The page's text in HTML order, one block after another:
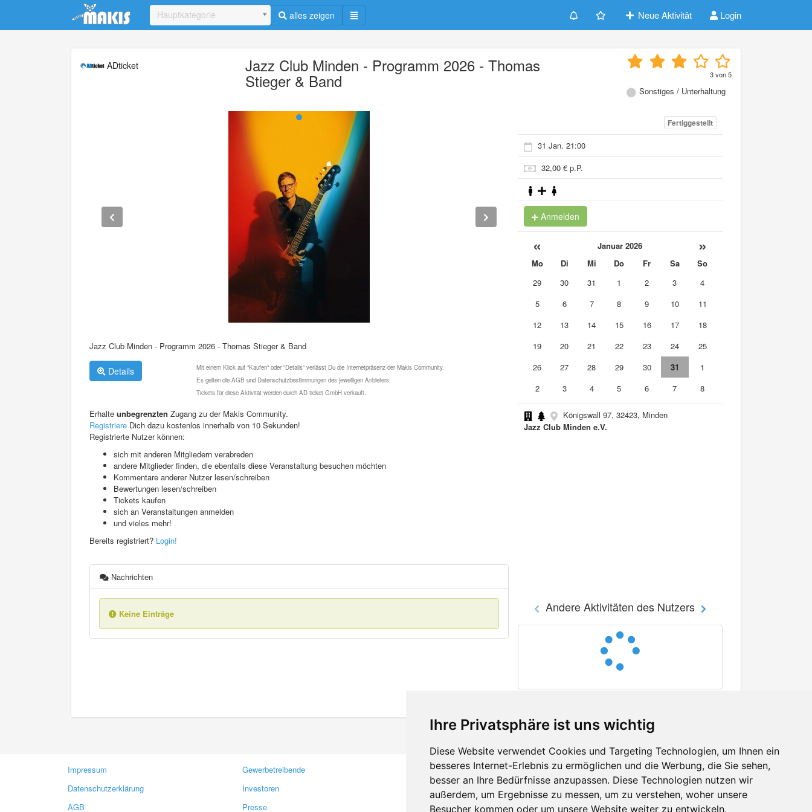
Ihre Privatsphäre ist uns wichtig
Diese Website verwendet Cookies und Targeting Technologien, um Ihnen ein
besseres Internet-Erlebnis zu ermöglichen und die Werbung, die Sie sehen,
besser an Ihre Bedürfnisse anzupassen. Diese Technologien nutzen wir
außerdem, um Ergebnisse zu messen, um zu verstehen, woher unsere
Besucher kommen oder um unsere Website weiter zu entwickeln.
Update cookies preferences
Hauptkategorie alles zeigen Neue Aktivität Login
ADticket Jazz Club Minden - Programm 2026 - Thomas
Stieger & Band 3von5
Sonstiges / Unterhaltung
Jazz Club Minden - Programm 2026 - Thomas Stieger & Band
Details
Mit einem Klick auf "Kaufen" oder "Details" verlässt Du die Internetpräsenz der Makis Community.
Es gelten die AGB und Datenschutzbestimmungen des jeweiligen Anbieters.
Tickets für diese Aktivität werden durch AD ticket GmbH verkauft.
Erhalte unbegrenzten Zugang zu der Makis Community.
Registriere Dich dazu kostenlos innerhalb von 10 Sekunden!
Registrierte Nutzer können:
sich mit anderen Mitgliedern verabreden
andere Mitglieder finden, die ebenfalls diese Veranstaltung besuchen möchten
Kommentare anderer Nutzer lesen/schreiben
Bewertungen lesen/schreiben
Tickets kaufen
sich an Veranstaltungen anmelden
und vieles mehr!
Bereits registriert? Login!
Nachrichten
Keine Einträge
Fertiggestellt
31 Jan. 21:00
32,00 € p.P.
Anmelden
« Januar 2026 »
Mo Di Mi Do Fr Sa
So
29
30 31 1 2 3
4
5
6 7 8 9 10
11
12
13 14 15 16 17
18
19
20 21 22 23 24
25
26
27 28 29 30 31
1
2
3 4 5 6 7 8
Königswall 97, 32423, Minden
Jazz Club Minden e.V.
Andere Aktivitäten des Nutzers
Impressum
Datenschutzerklärung
AGB
Gewerbetreibende
Investoren
Presse
Kontakt
Feedback
Fehler melden
Facebook
Twitter
YouTube